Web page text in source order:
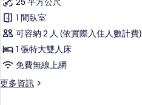
選
條
豪
華
客
房,
張
1 間臥室
可容納 2 人 (依實際入住人數計費)
1 張特大雙人床
免費無線上網
更多資訊
更